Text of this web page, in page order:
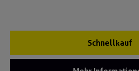
Schnellkauf